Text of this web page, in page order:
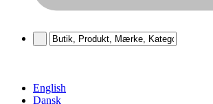
English
Dansk